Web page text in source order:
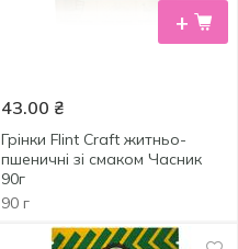
+
43.00 ₴
Грінки Flint Craft житньо-
пшеничні зі смаком Часник
90г
90 г